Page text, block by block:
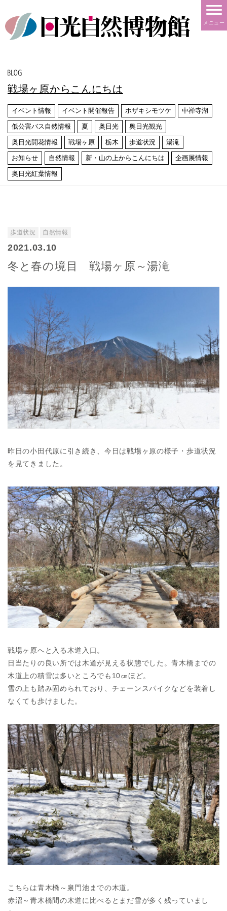
メニュー
戦場ヶ原からこんにちは
イベント情報 イベント開催報告 ホザキシモツケ 中禅寺湖
低公害バス自然情報 夏 奥日光 奥日光観光
奥日光開花情報 戦場ヶ原 栃木 歩道状況 湯滝
お知らせ 自然情報 新・山の上からこんにちは 企画展情報
奥日光紅葉情報
歩道状況 自然情報
2021.03.10
冬と春の境目 戦場ヶ原～湯滝
昨日の小田代原に引き続き、今日は戦場ヶ原の様子・歩道状況
を見てきました。
戦場ヶ原へと入る木道入口。
日当たりの良い所では木道が見える状態でした。青木橋までの
木道上の積雪は多いところでも10㎝ほど。
雪の上も踏み固められており、チェーンスパイクなどを装着し
なくても歩けました。
こちらは青木橋～泉門池までの木道。
赤沼～青木橋間の木道に比べるとまだ雪が多く残っていまし